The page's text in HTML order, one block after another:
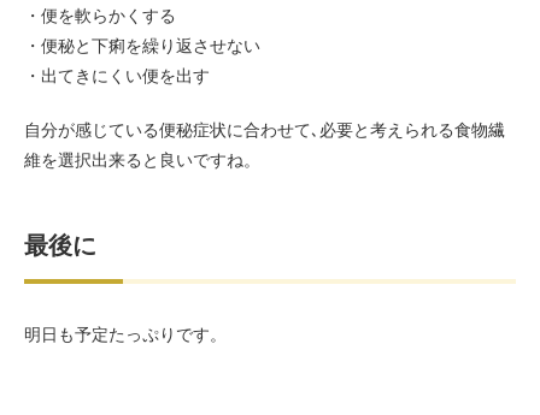
・便を軟らかくする
・便秘と下痢を繰り返させない
・出てきにくい便を出す
自分が感じている便秘症状に合わせて､必要と考えられる食物繊
維を選択出来ると良いですね。
最後に
明日も予定たっぷりです。